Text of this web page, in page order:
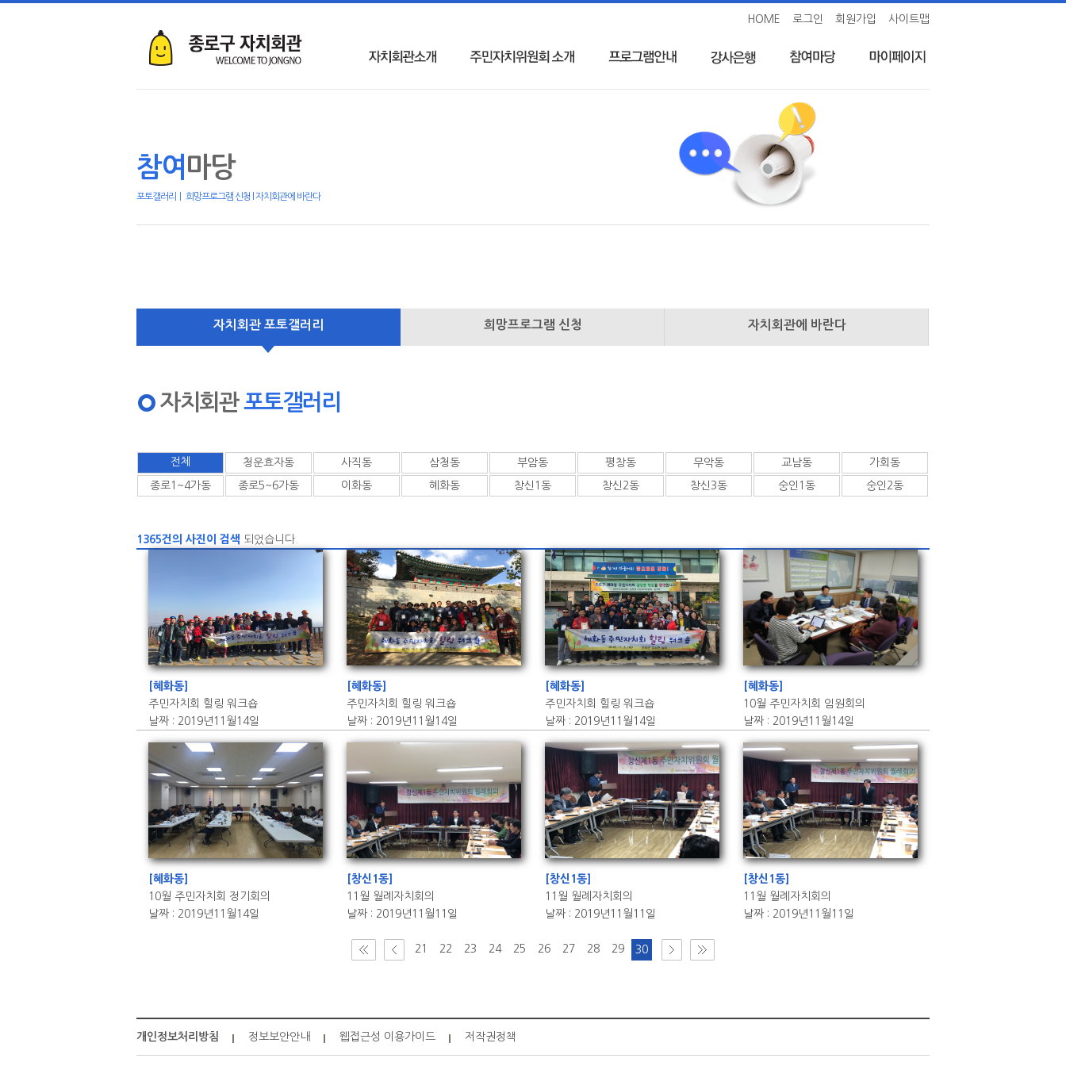
HOME 로그인 회원가입 사이트맵
참여 마당
포토갤러리ㅣ 희망프로그램 신청 l 자치회관에 바란다
자치회관 포토갤러리 희망프로그램 신청 자치회관에 바란다
자치회관포토갤러리
전체 청운효자동 사직동 삼청동 부암동 평창동 무악동 교남동 가회동
종로1~4가동 종로5~6가동 이화동 혜화동 창신1동 창신2동 창신3동 숭인1동 숭인2동
1365건의 사진이 검색 되었습니다.
[혜화동]
주민자치회 힐링 워크숍
날짜 : 2019년11월14일
[혜화동]
주민자치회 힐링 워크숍
날짜 : 2019년11월14일
[혜화동]
주민자치회 힐링 워크숍
날짜 : 2019년11월14일
[혜화동]
10월 주민자치회 임원회의
날짜 : 2019년11월14일
[혜화동]
10월 주민자치회 정기회의
날짜 : 2019년11월14일
[창신1동]
11월 월례자치회의
날짜 : 2019년11월11일
[창신1동]
11월 월례자치회의
날짜 : 2019년11월11일
[창신1동]
11월 월례자치회의
날짜 : 2019년11월11일
21 22 23 24 25 26 27 28 29 30
개인정보처리방침 정보보안안내 웹접근성 이용가이드 저작권정책